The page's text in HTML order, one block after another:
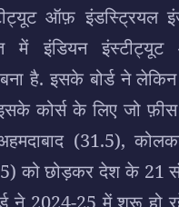
ऑफ़ इंडस्ट्रियल
में इंडियन
है. इसके बोर्ड ने
कोर्स के लिए जो
(31.5),
को छोड़कर देश के 21